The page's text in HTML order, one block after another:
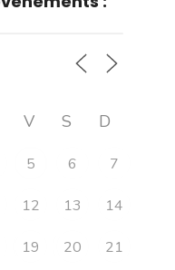
V S D
5 6 7
12 13 14
19 20
21